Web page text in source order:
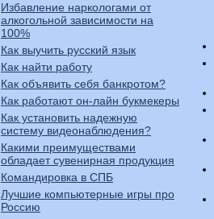
Избавление наркологами от
алкогольной зависимости на
100%
Как выучить русский язык
Как найти работу
Как объявить себя банкротом?
Как работают он-лайн букмекеры
Как установить надежную
систему видеонаблюдения?
Какими преимуществами
обладает сувенирная продукция
Командировка в СПБ
Лучшие компьютерные игры про
Россию